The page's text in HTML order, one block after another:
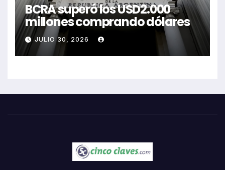
BCRA superó los USD2.000
millones comprando dólares
JULIO 30, 2026